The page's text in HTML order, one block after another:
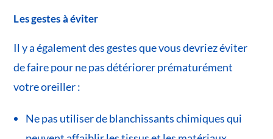
Les gestes à éviter
Il y a également des gestes que vous devriez éviter
de faire pour ne pas détériorer prématurément
votre oreiller :
Ne pas utiliser de blanchissants chimiques qui